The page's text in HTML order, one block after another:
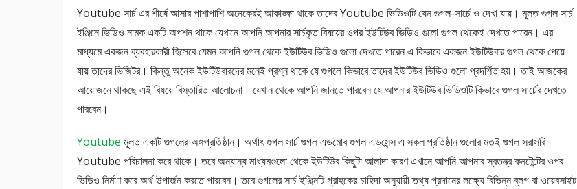
Youtube সার্চ এর শীর্ষে আসার পাশাপাশি অনেকেরই আকাঙ্ক্ষা থাকে তাদের Youtube ভিডিওটি যেন গুগল-সার্চে ও দেখা যায়। মূলত গুগল সার্চ
ইঞ্জিনে ভিডিও নামক একটি অপশন থাকে যেখানে আপনি আপনার সার্চকৃত বিষয়ের ওপর ইউটিউব ভিডিও গুলো গুগল থেকেই দেখতে পারেন। এর
মাধ্যমে একজন ব্যবহারকারী হিসেবে যেমন আপনি গুগল থেকে ইউটিউব ভিডিও গুলো দেখতে পারেন এ কিভাবে একজন ইউটিউবার গুগল থেকে পেয়ে
যায় তাদের ভিজিটর। কিন্তু অনেক ইউটিউবারদের মনেই প্রশ্ন থাকে যে গুগলে কিভাবে তাদের ইউটিউব ভিডিও গুলো প্রদর্শিত হয়। তাই আজকের
আয়োজনে থাকছে এই বিষয়ে বিস্তারিত আলোচনা। যেখান থেকে আপনি জানতে পারবেন যে আপনার ইউটিউব ভিডিওটি কিভাবে গুগল সার্চের দেখতে
পারবেন।
Youtube মূলত একটি গুগলের অঙ্গপ্রতিষ্ঠান। অর্থাৎ গুগল সার্চ গুগল এডমোব গুগল এডসেন্স এ সকল প্রতিষ্ঠান গুলোর মতই গুগল সরাসরি
Youtube পরিচালনা করে থাকে। তবে অন্যান্য মাধ্যমগুলো থেকে ইউটিউব কিছুটা আলাদা কারণ এখানে আপনি আপনার স্বতন্ত্র কনটেন্টের ওপর
ভিডিও নির্মাণ করে অর্থ উপার্জন করতে পারবেন। তবে গুগলের সার্চ ইঞ্জিনটি গ্রাহকের চাহিদা অনুযায়ী তথ্য প্রদানের লক্ষ্যে বিভিন্ন ব্লগ বা ওয়েবসাইট